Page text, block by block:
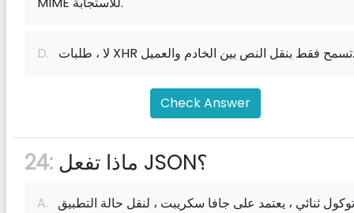
D. لا ، طلبات XHR تسمح فقط بنقل النص بين الخادم والعميل.
Check Answer
24: ماذا تفعل JSON؟
A. ثنائي ، يعتمد على جافا سكريبت ، لنقل حالة التطبيق